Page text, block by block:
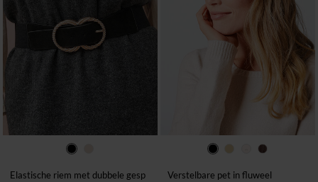
36 TOT 42
Elastische riem met dubbele gesp
T UNIQU
Verstelbare pet in fluweel